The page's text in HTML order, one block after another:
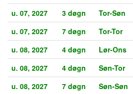
u. 07, 2027
3 døgn Tor-Søn
u. 07, 2027
7 døgn Tor-Tor
u. 08, 2027
4 døgn Lør-Ons
u. 08, 2027
4 døgn Søn-Tor
u. 08, 2027
7 døgn Søn-Søn